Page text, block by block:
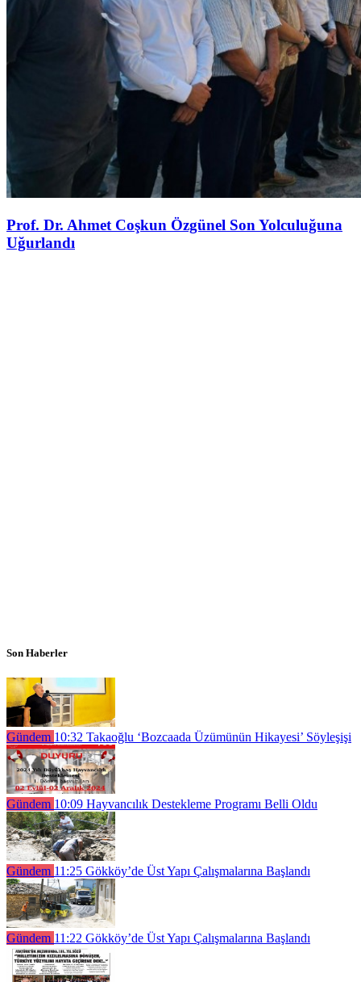
Prof. Dr. Ahmet Coşkun Özgünel Son Yolculuğuna
Uğurlandı
Son Haberler
Gündem 10:32 Takaoğlu ‘Bozcaada Üzümünün Hikayesi’ Söyleşişi
Gündem 10:09 Hayvancılık Destekleme Programı Belli Oldu
Gündem 11:25 Gökköy’de Üst Yapı Çalışmalarına Başlandı
Gündem 11:22 Gökköy’de Üst Yapı Çalışmalarına Başlandı